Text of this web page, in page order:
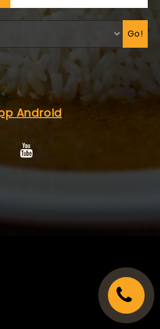
Go!
Android